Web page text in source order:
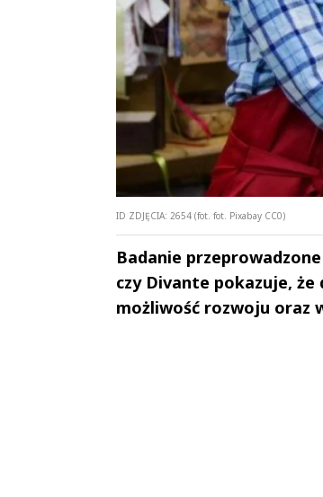
ID ZDJĘCIA: 2654 (fot. fot. Pixabay CC0)
Badanie
czy Divante pokazuje,
możliwość rozwoju oraz
Andrzej i Marta